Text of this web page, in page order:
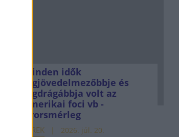
Minden idők
legjövedelmezőbbje és
legdrágábbja volt az
amerikai foci vb -
gyorsmérleg
HÍREK 2026. júl. 20.